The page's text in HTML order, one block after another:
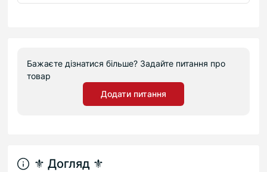
Бажаєте дізнатися більше? Задайте питання про
товар
Додати питання
⚜︎ Догляд ⚜︎